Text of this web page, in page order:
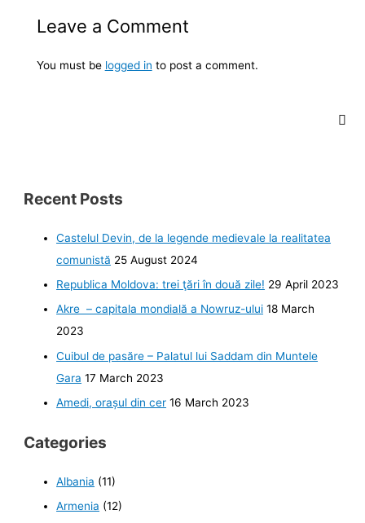
Leave a Comment
You must be logged in to post a comment.
Recent Posts
Castelul Devin, de la legende medievale la realitatea
comunistă 25 August 2024
Republica Moldova: trei ţări în două zile! 29 April 2023
Akre – capitala mondială a Nowruz-ului 18 March
2023
Cuibul de pasăre – Palatul lui Saddam din Muntele
Gara 17 March 2023
Amedi, orașul din cer 16 March 2023
Categories
Albania (11)
Armenia (12)